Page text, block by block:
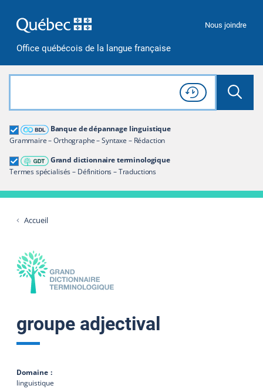
Office québécois de la langue française
Nous joindre
Rechercher dans tout le site
Lancer
Consulter l'
Historique
de recherche
Banque de dépannage linguistique
Grammaire – Orthographe – Syntaxe – Rédaction
Grand dictionnaire terminologique
Termes spécialisés – Définitions – Traductions
Grand dictionnaire terminologique
Restreindre aux termes
Accueil
groupe adjectival
Domaine
linguistique